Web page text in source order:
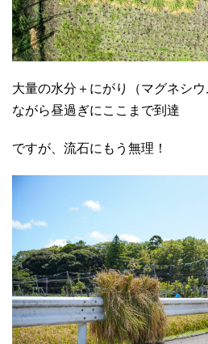
大量の水分＋にがり（マグネシ
ながら昼過ぎにここまで到達
ですが、流石にもう無理！